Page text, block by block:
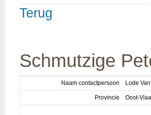
Terug
Schmutzige
Naam contactpersoon Lode
Provincie Oost-